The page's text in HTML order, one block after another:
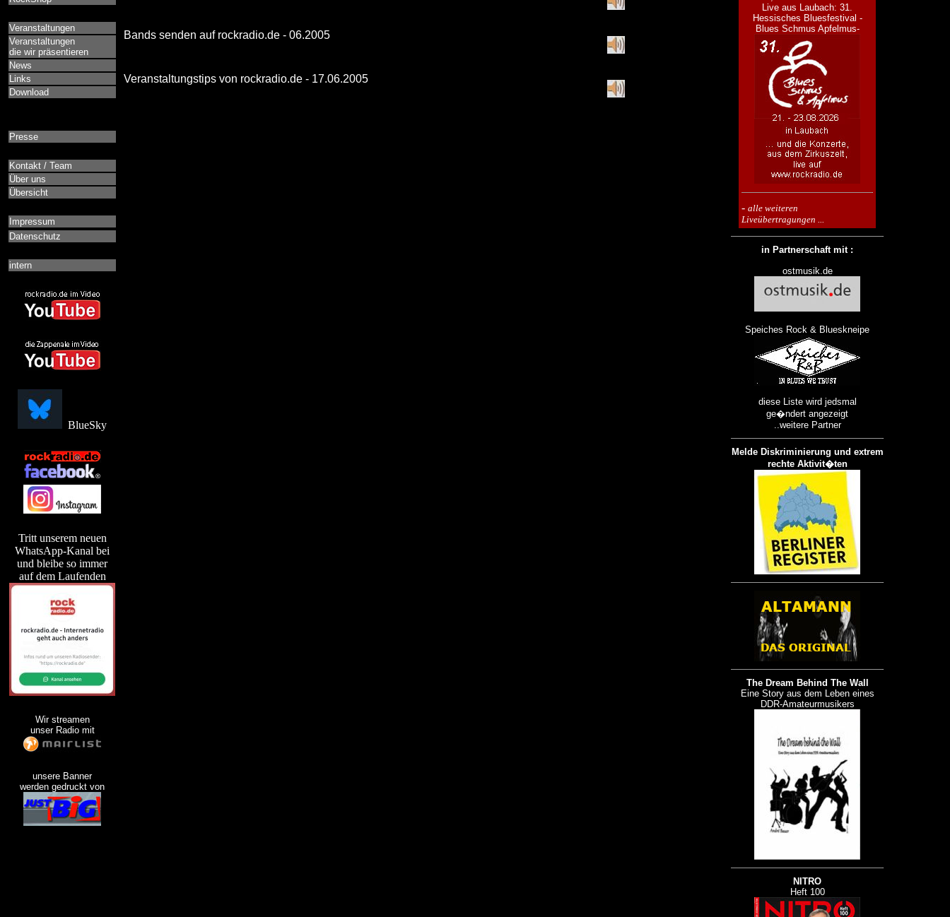
Veranstaltungen
Veranstaltungen
die wir präsentieren
News
Links
Download
Presse
Kontakt / Team
Über uns
Übersicht
Impressum
Datenschutz
intern
BlueSky
Tritt unserem neuen
WhatsApp-Kanal bei
und bleibe so immer
auf dem Laufenden
Wir streamen
unser Radio mit
unsere Banner
werden gedruckt von
Bands senden auf rockradio.de - 06.2005
Veranstaltungstips von rockradio.de - 17.06.2005
Live aus Laubach: 31.
Hessisches Bluesfestival -
Blues Schmus Apfelmus-
- alle weiteren
Liveübertragungen ...
in Partnerschaft mit :
ostmusik.de
Speiches Rock & Blueskneipe
diese Liste wird jedsmal
ge�ndert angezeigt
..weitere Partner
Melde Diskriminierung und extrem
rechte Aktivit�ten
The Dream Behind The Wall
Eine Story aus dem Leben eines
DDR-Amateurmusikers
NITRO
Heft 100